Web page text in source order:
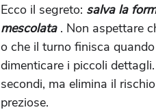
Ecco il segreto: salva la
mescolata . Non aspettare
o che il turno finisca
dimenticare i piccoli
secondi, ma elimina il
preziose.